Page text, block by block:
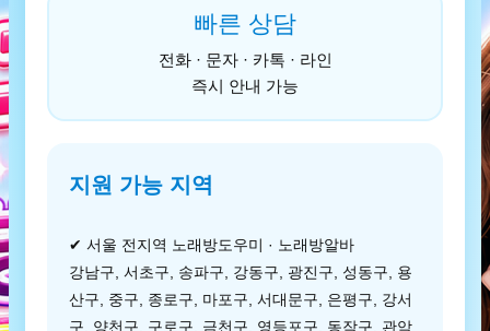
빠른 상담
전화 · 문자 · 카톡 · 라인
즉시 안내 가능
지원 가능 지역
✔ 서울 전지역 노래방도우미 · 노래방알바
강남구, 서초구, 송파구, 강동구, 광진구, 성동구, 용
산구, 중구, 종로구, 마포구, 서대문구, 은평구, 강서
구, 양천구, 구로구, 금천구, 영등포구, 동작구, 관악